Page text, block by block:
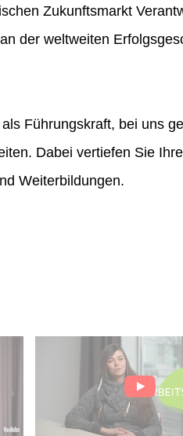
Zukunftsmarkt
der weltweiten
Führungskraft, bei uns
Dabei vertiefen Sie Ihre
Weiterbildungen.